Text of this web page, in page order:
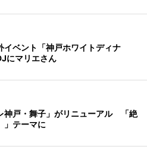
イベント「神戸ホワイトディナ
にマリエさん
神戸・舞子」がリニューアル 「絶
」テーマに